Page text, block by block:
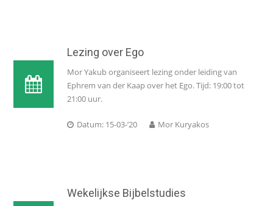
Lezing over Ego
Mor Yakub organiseert lezing onder leiding van
Ephrem van der Kaap over het Ego. Tijd: 19:00 tot
21:00 uur.
Datum: 15-03-’20 Mor Kuryakos
Wekelijkse Bijbelstudies